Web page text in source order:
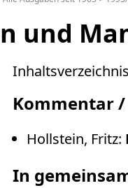
und
Kommentar
Hollstein, Fritz:
In